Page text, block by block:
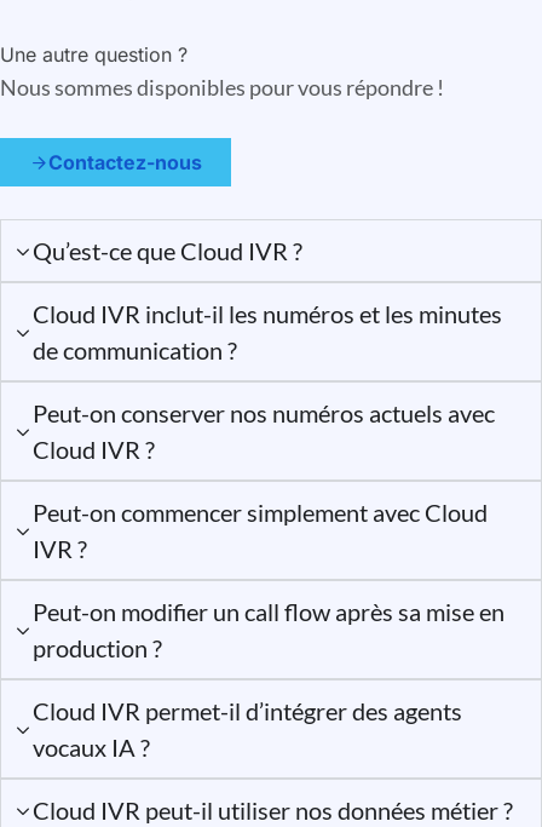
Une autre question ?
Nous sommes disponibles pour vous répondre !
Contactez-nous
Qu’est-ce que Cloud IVR ?
Cloud IVR inclut-il les numéros et les minutes
de communication ?
Peut-on conserver nos numéros actuels avec
Cloud IVR ?
Peut-on commencer simplement avec Cloud
IVR ?
Peut-on modifier un call flow après sa mise en
production ?
Cloud IVR permet-il d’intégrer des agents
vocaux IA ?
Cloud IVR peut-il utiliser nos données métier ?